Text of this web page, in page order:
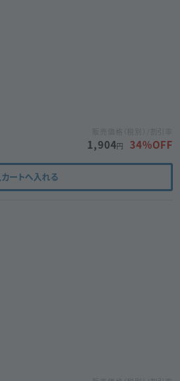
1,904円 34%OFF
ートへ入れる